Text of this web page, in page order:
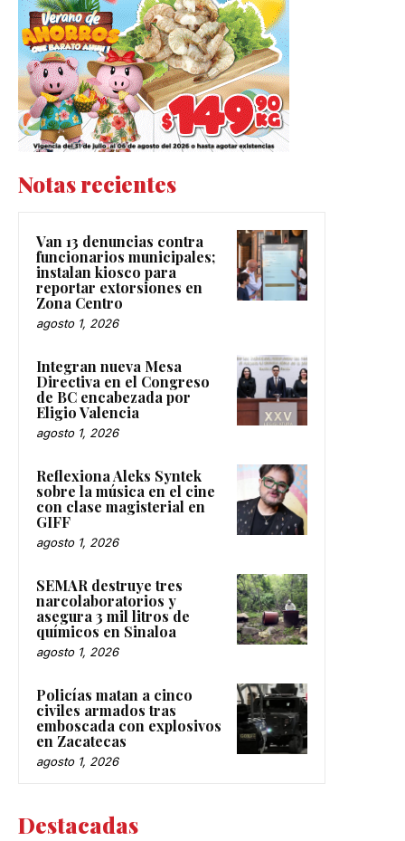
Notas recientes
Van 13 denuncias contra
funcionarios municipales;
instalan kiosco para
reportar extorsiones en
Zona Centro
agosto 1, 2026
Integran nueva Mesa
Directiva en el Congreso
de BC encabezada por
Eligio Valencia
agosto 1, 2026
Reflexiona Aleks Syntek
sobre la música en el cine
con clase magisterial en
GIFF
agosto 1, 2026
SEMAR destruye tres
narcolaboratorios y
asegura 3 mil litros de
químicos en Sinaloa
agosto 1, 2026
Policías matan a cinco
civiles armados tras
emboscada con explosivos
en Zacatecas
agosto 1, 2026
Destacadas